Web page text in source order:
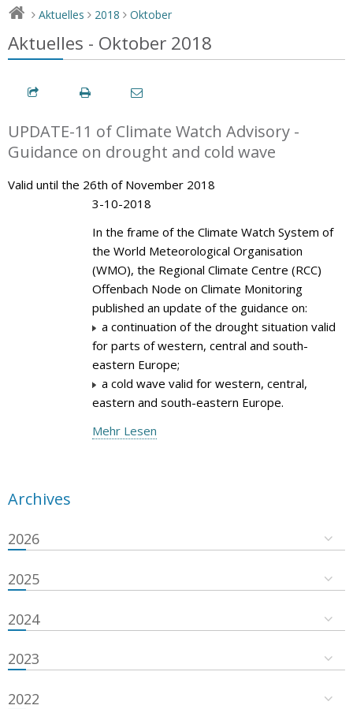
> Aktuelles > 2018 > Oktober
Aktuelles - Oktober 2018
UPDATE-11 of Climate Watch Advisory -
Guidance on drought and cold wave
Valid until the 26th of November 2018
3-10-2018
In the frame of the Climate Watch System of
the World Meteorological Organisation
(WMO), the Regional Climate Centre (RCC)
Offenbach Node on Climate Monitoring
published an update of the guidance on:
a continuation of the drought situation valid
for parts of western, central and south-
eastern Europe;
a cold wave valid for western, central,
eastern and south-eastern Europe.
Mehr Lesen
Archives
2026
2025
2024
2023
2022